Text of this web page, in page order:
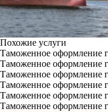
Похожие услуги
Таможенное оформление
Таможенное оформление
Таможенное оформление
Таможенное оформление
Таможенное оформление
Таможенное оформление